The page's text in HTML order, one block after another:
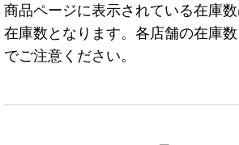
商品ページに表示されている在庫
在庫数となります。各店舗の在庫
でご注意ください。